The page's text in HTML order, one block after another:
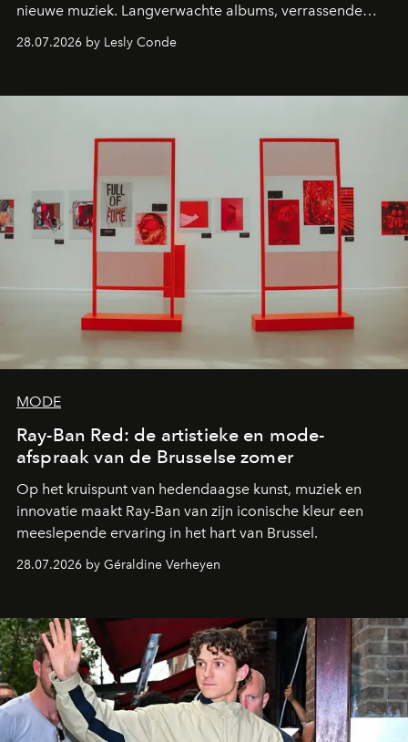
nieuwe muziek. Langverwachte albums, verrassende
de releases die je niet mag missen.
28.07.2026 by Lesly Conde
MODE
Ray-Ban Red: de artistieke en mode-
afspraak van de Brusselse zomer
Op het kruispunt van hedendaagse kunst, muziek en
innovatie maakt Ray-Ban van zijn iconische kleur een
meeslepende ervaring in het hart van Brussel.
28.07.2026 by Géraldine Verheyen